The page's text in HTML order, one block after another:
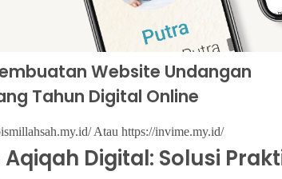
Website Undangan
Tahun Digital Online
Atau https://invime.my.id/
Digital: Solusi